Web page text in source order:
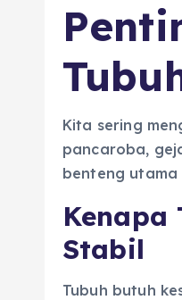
Kita sering
pancaroba,
benteng
Kenapa
Stabil
Tubuh butuh